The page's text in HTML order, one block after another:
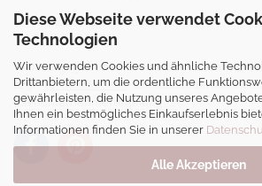
Diese Webseite verwendet
Technologien
Wir verwenden Cookies und ähnliche
Drittanbietern, um die ordentliche
gewährleisten, die Nutzung unseres
Ihnen ein bestmögliches Einkaufserlebnis
Informationen finden Sie in unserer
Alle Akzeptieren
E-Mail:info@nice-deko.de
*Alle angegebenen Preise sind
zzgl. Versandkosten. Umsatzsteuerbefreit
Kleinunternehmerregelung.